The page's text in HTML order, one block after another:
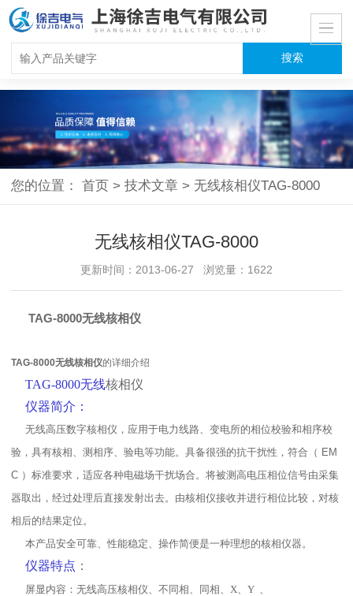
您的位置： 首页 > 技术文章 > 无线核相仪TAG-8000
无线核相仪TAG-8000
更新时间：2013-06-27 浏览量：1622
TAG-8000无线核相仪
TAG-8000无线核相仪的详细介绍
TAG-8000无线核相仪
仪器简介：
无线高压数字核相仪，应用于电力线路、变电所的相位校验和相序校
验，具有核相、测相序、验电等功能。具备很强的抗干扰性，符合（ EM
C ）标准要求，适应各种电磁场干扰场合。将被测高电压相位信号由采集
器取出，经过处理后直接发射出去。由核相仪接收并进行相位比较，对核
相后的结果定位。
本产品安全可靠、性能稳定、操作简便是一种理想的核相仪器。
仪器特点 ：
屏显内容：无线高压核相仪、不同相、同相、 X、 Y